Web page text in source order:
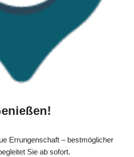
Errungenschaft – bestmöglicher
Sie ab sofort.